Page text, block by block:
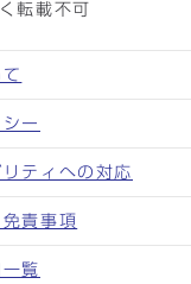
転載不可
ー
ティへの対応
責事項
覧